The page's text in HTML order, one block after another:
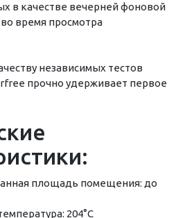
в качестве вечерней фоновой
во время просмотра
независимых тестов
прочно удерживает первое
площадь помещения: до
204°C